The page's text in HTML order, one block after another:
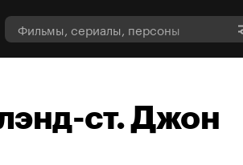
ст. Джон